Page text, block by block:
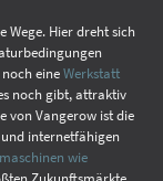
Wege. Hier dreht sich
eineWerkstatt
noch gibt, attraktiv
von Vangerow ist die
internetfähigen
wie